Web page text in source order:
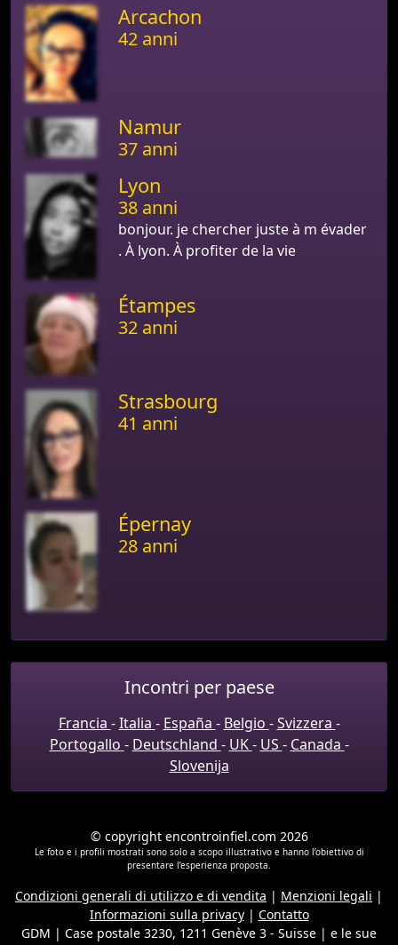
Arcachon
42 anni
Namur
37 anni
Lyon
38 anni
bonjour. je chercher juste à m évader
. À lyon. À profiter de la vie
Étampes
32 anni
Strasbourg
41 anni
Épernay
28 anni
Incontri per paese
Francia -Italia - España - Belgio -Svizzera -
Portogallo - Deutschland - UK- US - Canada -
Slovenija
© copyright encontroinfiel.com 2026
Le foto e i profili mostrati sono solo a scopo illustrativo e hanno l’obiettivo di
presentare l’esperienza proposta.
Condizioni generali di utilizzo e di vendita | Menzioni legali |
Informazioni sulla privacy | Contatto
GDM | Case postale 3230, 1211 Genève 3 - Suisse | e le sue